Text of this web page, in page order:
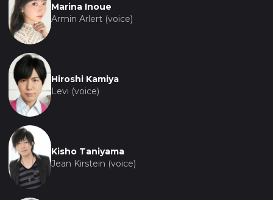
Marina Inoue
Armin Arlert (voice)
Hiroshi Kamiya
Levi (voice)
Kisho Taniyama
Jean Kirstein (voice)